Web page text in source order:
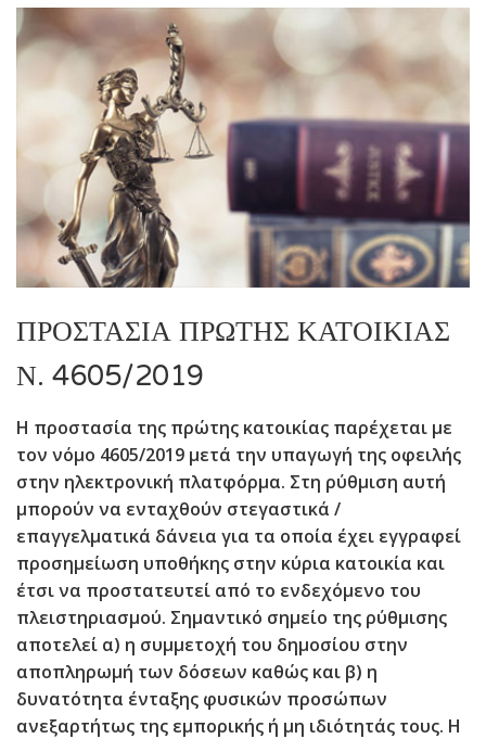
ΠΡΟΣΤΑΣΙΑ ΠΡΩΤΗΣ ΚΑΤΟΙΚΙΑΣ
Ν. 4605/2019
Η προστασία της πρώτης κατοικίας παρέχεται με
τον νόμο 4605/2019 μετά την υπαγωγή της οφειλής
στην ηλεκτρονική πλατφόρμα. Στη ρύθμιση αυτή
μπορούν να ενταχθούν στεγαστικά /
επαγγελματικά δάνεια για τα οποία έχει εγγραφεί
προσημείωση υποθήκης στην κύρια κατοικία και
έτσι να προστατευτεί από το ενδεχόμενο του
πλειστηριασμού. Σημαντικό σημείο της ρύθμισης
αποτελεί α) η συμμετοχή του δημοσίου στην
αποπληρωμή των δόσεων καθώς και β) η
δυνατότητα ένταξης φυσικών προσώπων
ανεξαρτήτως της εμπορικής ή μη ιδιότητάς τους. Η